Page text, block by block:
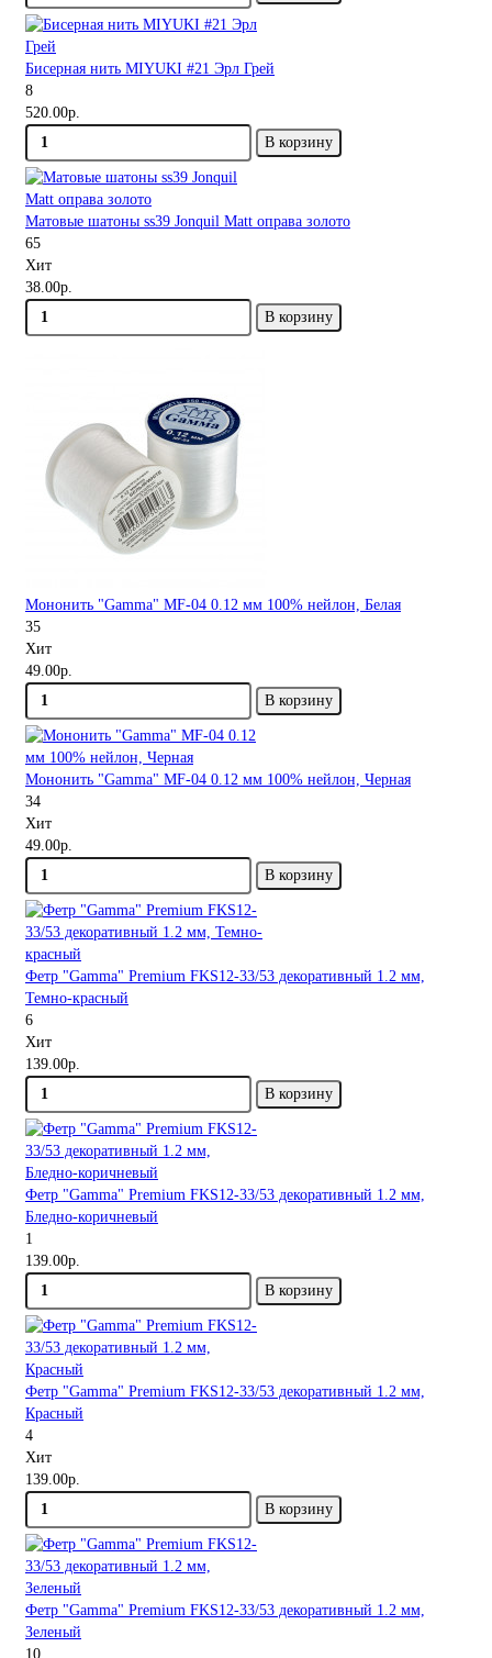
Бисерная нить MIYUKI #21 Эрл Грей
8
520.00р.
В корзину
Матовые шатоны ss39 Jonquil Matt оправа золото
65
Хит
38.00р.
В корзину
Мононить "Gamma" MF-04 0.12 мм 100% нейлон, Белая
35
Хит
49.00р.
В корзину
Мононить "Gamma" MF-04 0.12 мм 100% нейлон, Черная
34
Хит
49.00р.
В корзину
Фетр "Gamma" Premium FKS12-33/53 декоративный 1.2 мм,
Темно-красный
6
Хит
139.00р.
В корзину
Фетр "Gamma" Premium FKS12-33/53 декоративный 1.2 мм,
Бледно-коричневый
1
139.00р.
В корзину
Фетр "Gamma" Premium FKS12-33/53 декоративный 1.2 мм,
Красный
4
Хит
139.00р.
В корзину
Фетр "Gamma" Premium FKS12-33/53 декоративный 1.2 мм,
Зеленый
10